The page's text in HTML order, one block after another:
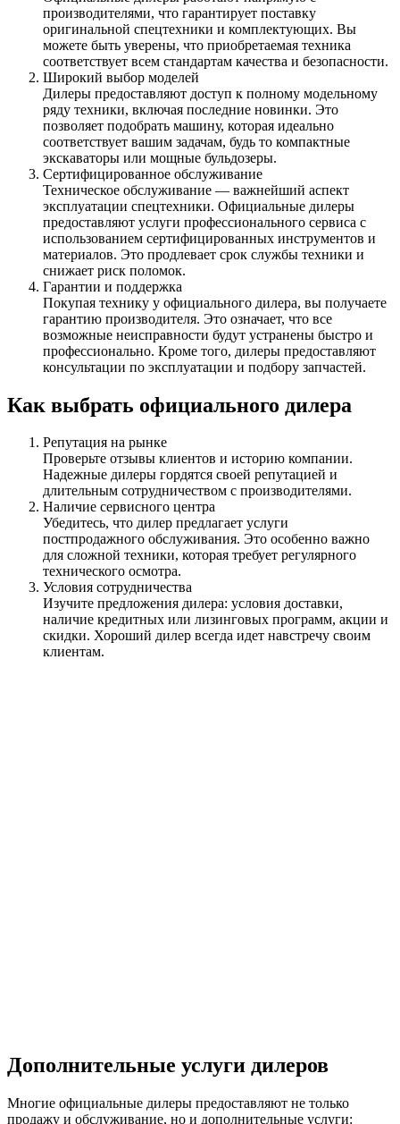
производителями, что гарантирует поставку
оригинальной спецтехники и комплектующих. Вы
можете быть уверены, что приобретаемая техника
соответствует всем стандартам качества и безопасности.
Широкий выбор моделей
Дилеры предоставляют доступ к полному модельному
ряду техники, включая последние новинки. Это
позволяет подобрать машину, которая идеально
соответствует вашим задачам, будь то компактные
экскаваторы или мощные бульдозеры.
Сертифицированное обслуживание
Техническое обслуживание — важнейший аспект
эксплуатации спецтехники. Официальные дилеры
предоставляют услуги профессионального сервиса с
использованием сертифицированных инструментов и
материалов. Это продлевает срок службы техники и
снижает риск поломок.
Гарантии и поддержка
Покупая технику у официального дилера, вы получаете
гарантию производителя. Это означает, что все
возможные неисправности будут устранены быстро и
профессионально. Кроме того, дилеры предоставляют
консультации по эксплуатации и подбору запчастей.
Как выбрать официального дилера
Репутация на рынке
Проверьте отзывы клиентов и историю компании.
Надежные дилеры гордятся своей репутацией и
длительным сотрудничеством с производителями.
Наличие сервисного центра
Убедитесь, что дилер предлагает услуги
постпродажного обслуживания. Это особенно важно
для сложной техники, которая требует регулярного
технического осмотра.
Условия сотрудничества
Изучите предложения дилера: условия доставки,
наличие кредитных или лизинговых программ, акции и
скидки. Хороший дилер всегда идет навстречу своим
клиентам.
Дополнительные услуги дилеров
Многие официальные дилеры предоставляют не только
продажу и обслуживание, но и дополнительные услуги: